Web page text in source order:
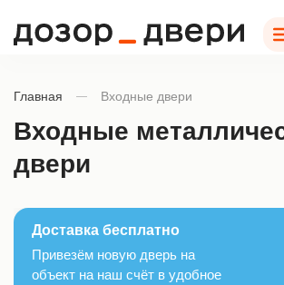
Дозор Двери
Главная Входные двери
Входные
двери
Доставка бесплатно
Привезём новую дверь на
объект на наш счёт в удобное